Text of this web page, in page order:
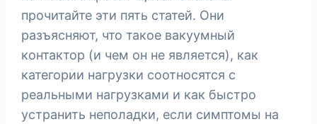
прочитайте эти пять статей. Они
разъясняют, что такое вакуумный
контактор (и чем он не является), как
категории нагрузки соотносятся с
реальными нагрузками и как быстро
устранить неполадки, если симптомы на